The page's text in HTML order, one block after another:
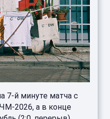
7-й минуте матча с
2026, а в конце